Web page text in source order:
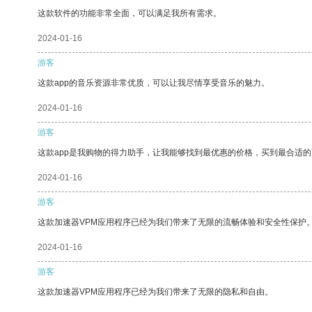
这款软件的功能非常全面，可以满足我所有需求。
2024-01-16
游客
这款app的音乐资源非常优质，可以让我尽情享受音乐的魅力。
2024-01-16
游客
这款app是我购物的得力助手，让我能够找到最优惠的价格，买到最合适的
2024-01-16
游客
这款加速器VPM应用程序已经为我们带来了无限的流畅体验和安全性保护。
2024-01-16
游客
这款加速器VPM应用程序已经为我们带来了无限的隐私和自由。